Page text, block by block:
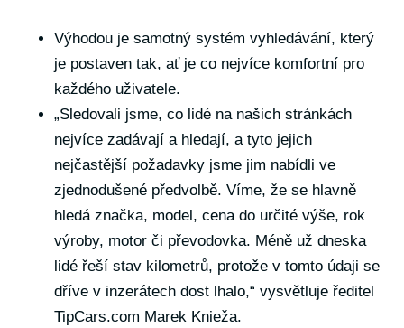
Výhodou je samotný systém vyhledávání, který
je postaven tak, ať je co nejvíce komfortní pro
každého uživatele.
„Sledovali jsme, co lidé na našich stránkách
nejvíce zadávají a hledají, a tyto jejich
nejčastější požadavky jsme jim nabídli ve
zjednodušené předvolbě. Víme, že se hlavně
hledá značka, model, cena do určité výše, rok
výroby, motor či převodovka. Méně už dneska
lidé řeší stav kilometrů, protože v tomto údaji se
dříve v inzerátech dost lhalo,“ vysvětluje ředitel
TipCars.com Marek Knieža.